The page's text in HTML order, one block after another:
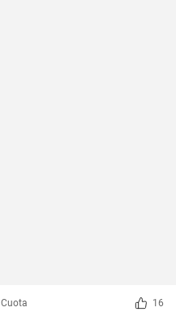
Cuota 16